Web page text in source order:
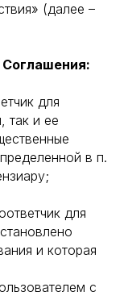
(далее –
для
так и ее
в п.
для
и которая
с